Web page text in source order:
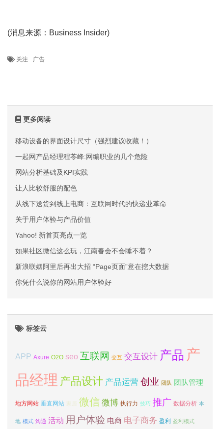
(消息来源：Business Insider)
关注 广告
更多阅读
移动设备的界面设计尺寸（强烈建议收藏！）
一起网产品经理程苓峰:网编职业的几个危险
网站分析基础及KPI实践
让人比较舒服的配色
从线下送货到线上电商：互联网时代的快递业革命
关于用户体验与产品价值
Yahoo! 新首页亮点一览
如果社区微信这么玩，江南春会不会睡不着？
新浪联姻阿里后再出大招 “Page页面”意在挖大数据
你凭什么说你的网站用户体验好
标签云
APP Axure O2O seo 互联网 交互 交互设计 产品 产
品经理 产品设计 产品运营 创业 团队 团队管理
地方网站 垂直网站 家居 微信 微博 执行力 技巧 推广 数据分析 本
地 模式 沟通 活动 用户体验 电商 电子商务 盈利 盈利模式